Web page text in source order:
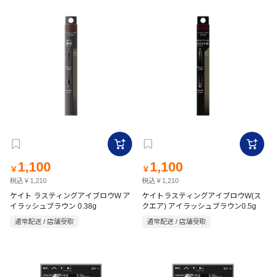
￥ 1,100
税込￥1,210
ケイト ラスティングアイブロウW ア
イラッシュブラウン 0.38g
通常配送 / 店舗受取
￥ 1,100
税込￥1,210
ケイトラスティングアイブロウW(ス
クエア) アイラッシュブラウン0.5g
通常配送 / 店舗受取